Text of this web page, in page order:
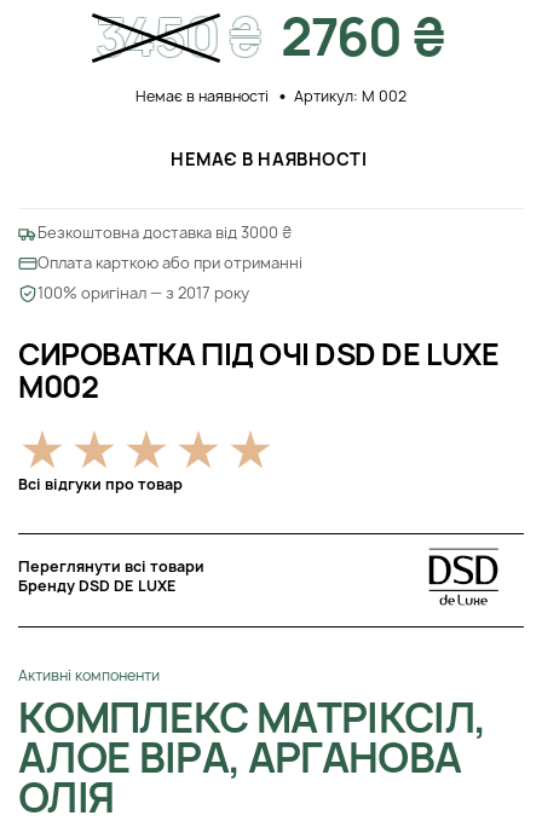
СИРОВАТКА ПІД ОЧІ DSD DE LUXE
M002
Всі відгуки про товар
Переглянути всі товари
Бренду DSD DE LUXE
Активні компоненти
КОМПЛЕКС МАТРІКСІЛ,
АЛОЕ ВІРА, АРГАНОВА
ОЛІЯ
3450₴ 2760 ₴
Немає в наявності Артикул: M 002
НЕМАЄ В НАЯВНОСТІ
Безкоштовна доставка від 3000 ₴
Оплата карткою або при отриманні
100% оригінал — з 2017 року